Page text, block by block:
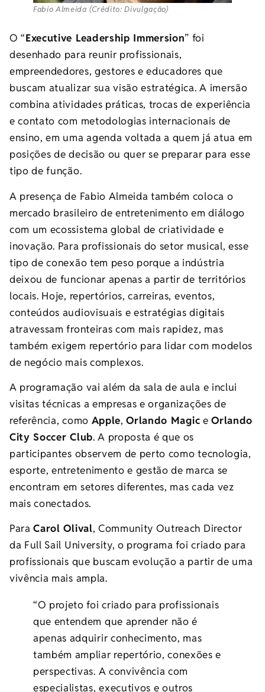
Fabio Almeida (Crédito: Divulgação)
O “Executive Leadership Immersion” foi
desenhado para reunir profissionais,
empreendedores, gestores e educadores que
buscam atualizar sua visão estratégica. A imersão
combina atividades práticas, trocas de experiência
e contato com metodologias internacionais de
ensino, em uma agenda voltada a quem já atua em
posições de decisão ou quer se preparar para esse
tipo de função.
A presença de Fabio Almeida também coloca o
mercado brasileiro de entretenimento em diálogo
com um ecossistema global de criatividade e
inovação. Para profissionais do setor musical, esse
tipo de conexão tem peso porque a indústria
deixou de funcionar apenas a partir de territórios
locais. Hoje, repertórios, carreiras, eventos,
conteúdos audiovisuais e estratégias digitais
atravessam fronteiras com mais rapidez, mas
também exigem repertório para lidar com modelos
de negócio mais complexos.
A programação vai além da sala de aula e inclui
visitas técnicas a empresas e organizações de
referência, como Apple,Orlando Magic eOrlando
City Soccer Club. A proposta é que os
participantes observem de perto como tecnologia,
esporte, entretenimento e gestão de marca se
encontram em setores diferentes, mas cada vez
mais conectados.
ParaCarol Olival, Community Outreach Director
da Full Sail University, o programa foi criado para
profissionais que buscam evolução a partir de uma
vivência mais ampla.
“O projeto foi criado para profissionais
que entendem que aprender não é
apenas adquirir conhecimento, mas
também ampliar repertório, conexões e
perspectivas. A convivência com
especialistas, executivos e outros